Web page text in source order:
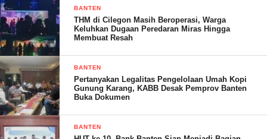
Polisi itu juga bagian dari masyarakat, jangan ada jarak,
makanya kegiatan bakti sosial itu dapat memperat tali silaturahmi
dan sebagai ladang ibadah, dan kegiatan ini kami agendakan
setiap 1 bulan sekali , akan kami lihat apakah setelah kegiatan
bersih bersih ini masyarakat dapat terpacu untuk selalu menjaga
kebersihan minimal dilingkungannya ” harapnya
BANTEN
THM di Cilegon Masih Beroperasi, Warga
Keluhkan Dugaan Peredaran Miras Hingga
Membuat Resah
BANTEN
Pertanyakan Legalitas Pengelolaan Umah Kopi
Gunung Karang, KABB Desak Pemprov Banten
Buka Dokumen
BANTEN